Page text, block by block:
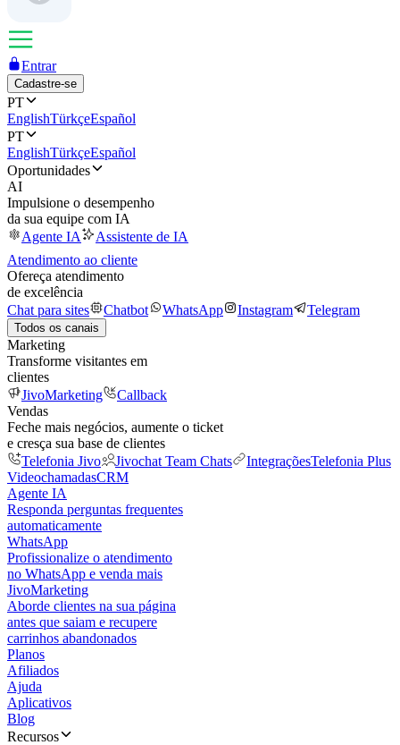
Entrar
Cadastre-se
PT
EnglishTürkçeEspañol
PT
EnglishTürkçeEspañol
Oportunidades
AI
Impulsione o desempenho
da sua equipe com IA
Agente IA
Assistente de IA
Atendimento ao cliente
Ofereça atendimento
de excelência
Chat para sites
Chatbot WhatsApp Instagram Telegram
Todos os canais
Marketing
Transforme visitantes em
clientes
JivoMarketing
Callback
Vendas
Feche mais negócios, aumente o ticket
e cresça sua base de clientes
Telefonia Jivo
Jivochat Team Chats IntegraçõesTelefonia Plus
VideochamadasCRM
Agente IA
Responda perguntas frequentes
automaticamente
WhatsApp
Profissionalize o atendimento
no WhatsApp e venda mais
JivoMarketing
Aborde clientes na sua página
antes que saiam e recupere
carrinhos abandonados
Planos
Afiliados
Ajuda
Aplicativos
Blog
Recursos